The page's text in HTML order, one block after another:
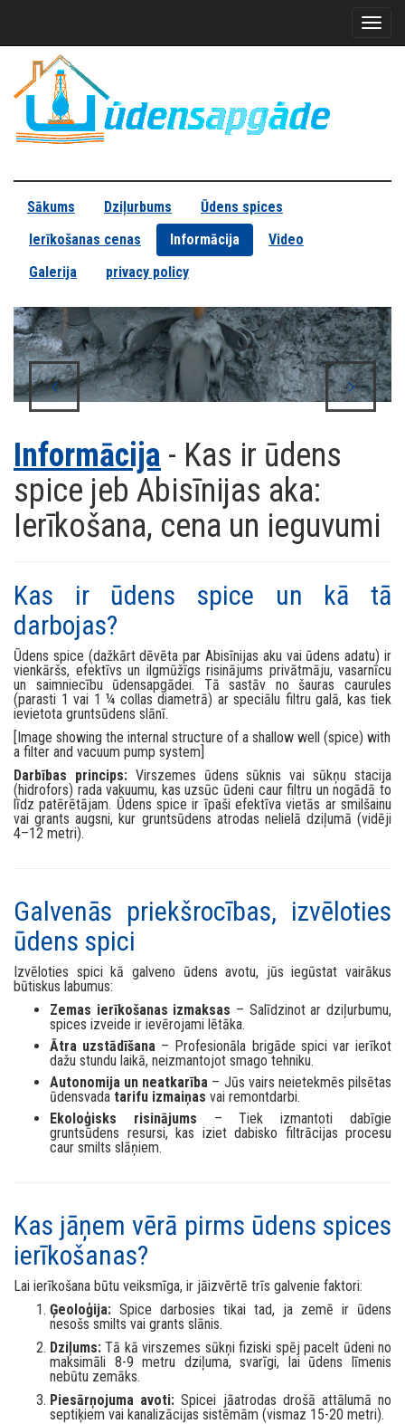
Sākums Dziļurbums
Ūdens spices
Ierīkošanas cenas
Informācija
Video
Galerija
privacy policy
Informācija - Kas ir ūdens
spice jeb Abisīnijas aka:
Ierīkošana, cena un ieguvumi
Kas ir ūdens spice un kā tā
darbojas?
Ūdens spice (dažkārt dēvēta par Abisīnijas aku vai ūdens adatu) ir
vienkāršs, efektīvs un ilgmūžīgs risinājums privātmāju, vasarnīcu
un saimniecību ūdensapgādei. Tā sastāv no šauras caurules
(parasti 1 vai 1 ¼ collas diametrā) ar speciālu filtru galā, kas tiek
ievietota gruntsūdens slānī.
[Image showing the internal structure of a shallow well (spice) with
a filter and vacuum pump system]
Darbības princips:Virszemes ūdens sūknis vai sūkņu stacija
(hidrofors) rada vakuumu, kas uzsūc ūdeni caur filtru un nogādā to
līdz patērētājam. Ūdens spice ir īpaši efektīva vietās ar smilšainu
vai grants augsni, kur gruntsūdens atrodas nelielā dziļumā (vidēji
4–12 metri).
Galvenās priekšrocības, izvēloties
ūdens spici
Izvēloties spici kā galveno ūdens avotu, jūs iegūstat vairākus
būtiskus labumus:
Zemas ierīkošanas izmaksas – Salīdzinot ar dziļurbumu,
spices izveide ir ievērojami lētāka.
Ātra uzstādīšana – Profesionāla brigāde spici var ierīkot
dažu stundu laikā, neizmantojot smago tehniku.
Autonomija un neatkarība – Jūs vairs neietekmēs pilsētas
ūdensvada tarifu izmaiņas vai remontdarbi.
Ekoloģisks risinājums – Tiek izmantoti dabīgie
gruntsūdens resursi, kas iziet dabisko filtrācijas procesu
caur smilts slāņiem.
Kas jāņem vērā pirms ūdens spices
ierīkošanas?
Lai ierīkošana būtu veiksmīga, ir jāizvērtē trīs galvenie faktori:
Ģeoloģija: Spice darbosies tikai tad, ja zemē ir ūdens
nesošs smilts vai grants slānis.
Dziļums: Tā kā virszemes sūkņi fiziski spēj pacelt ūdeni no
maksimāli 8-9 metru dziļuma, svarīgi, lai ūdens līmenis
nebūtu zemāks.
Piesārņojuma avoti: Spicei jāatrodas drošā attālumā no
septiķiem vai kanalizācijas sistēmām (vismaz 15-20 metri).